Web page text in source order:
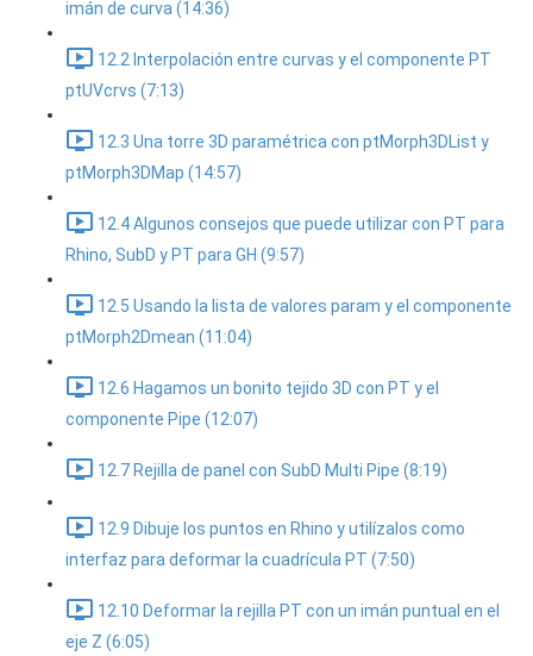
imán de curva (14:36)
12.2 Interpolación entre curvas y el componente PT
ptUVcrvs (7:13)
12.3 Una torre 3D paramétrica con ptMorph3DList y
ptMorph3DMap (14:57)
12.4 Algunos consejos que puede utilizar con PT para
Rhino, SubD y PT para GH (9:57)
12.5 Usando la lista de valores param y el componente
ptMorph2Dmean (11:04)
12.6 Hagamos un bonito tejido 3D con PT y el
componente Pipe (12:07)
12.7 Rejilla de panel con SubD Multi Pipe (8:19)
12.9 Dibuje los puntos en Rhino y utilízalos como
interfaz para deformar la cuadrícula PT (7:50)
12.10 Deformar la rejilla PT con un imán puntual en el
eje Z (6:05)